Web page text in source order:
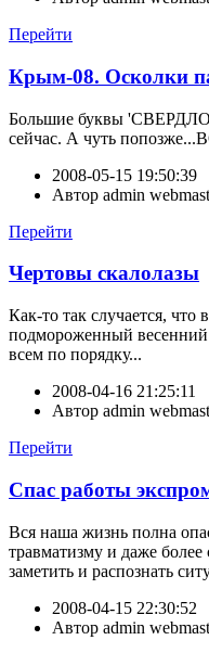
Перейти
Крым-08. Осколки
Большие буквы
сейчас. А чуть
2008-05-15 19:50:39
Автор admin
Перейти
Чертовы скалолазы
Как-то так случается,
подмороженный весенний
всем по порядку...
2008-04-16 21:25:11
Автор admin
Перейти
Спас работы
Вся наша жизнь полна
травматизму и даже
заметить и распознать
2008-04-15 22:30:52
Автор admin